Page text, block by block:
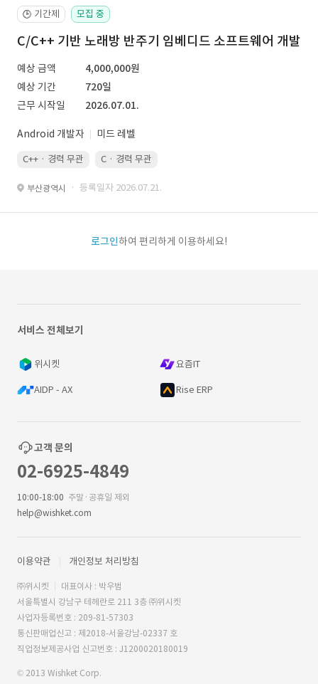
🕒 기간제 모집 중
C/C++ 기반 노래방 반주기 임베디드 소프트웨어 개발
예상 금액
4,000,000원
예상 기간
720일
근무 시작일
2026.07.01.
Android 개발자 미드 레벨
C++ · 경력 무관 C · 경력 무관
부산광역시 · 등록일자 2026.07.21.
로그인하여 편리하게 이용하세요!
서비스 전체보기
위시켓 요즘IT
AIDP - AX Rise ERP
고객 문의
02-6925-4849
10:00-18:00 주말·공휴일 제외
help@wishket.com
이용약관 개인정보 처리방침
㈜위시켓
대표이사 : 박우범
서울특별시 강남구 테헤란로 211 3층 ㈜위시켓
사업자등록번호 : 209-81-57303
통신판매업신고 : 제2018-서울강남-02337 호
직업정보제공사업 신고번호 : J1200020180019
© 2013 Wishket Corp.